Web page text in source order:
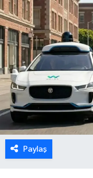
Paylaş
Ekonomi
Emet
Foto Galeri
Gediz
Genel